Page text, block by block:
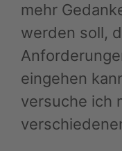
mehr
werden soll,
eingehen
versuche ich